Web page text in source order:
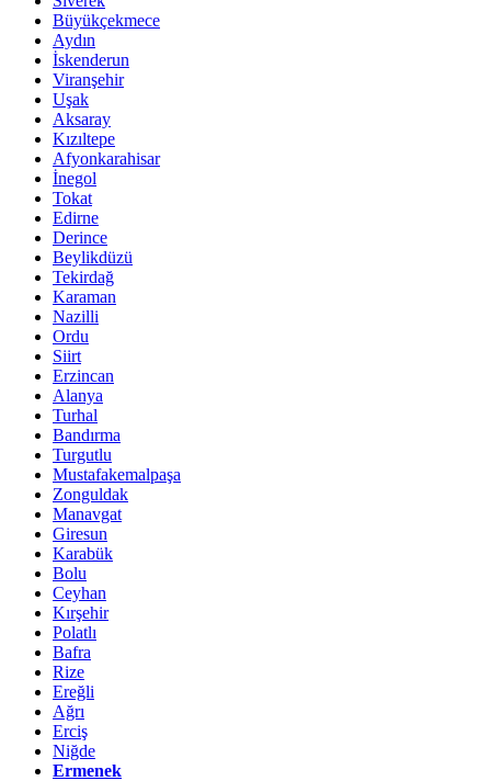
Büyükçekmece
Aydın
İskenderun
Viranşehir
Uşak
Aksaray
Kızıltepe
Afyonkarahisar
İnegol
Tokat
Edirne
Derince
Beylikdüzü
Tekirdağ
Karaman
Nazilli
Ordu
Siirt
Erzincan
Alanya
Turhal
Bandırma
Turgutlu
Mustafakemalpaşa
Zonguldak
Manavgat
Giresun
Karabük
Bolu
Ceyhan
Kırşehir
Polatlı
Bafra
Rize
Ereğli
Ağrı
Erciş
Niğde
Ermenek